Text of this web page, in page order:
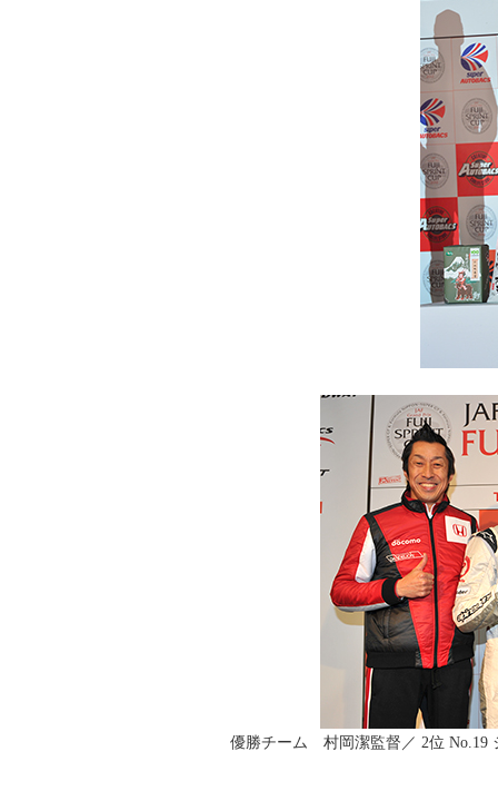
優勝チーム 村岡潔監督／ 2位 No.19